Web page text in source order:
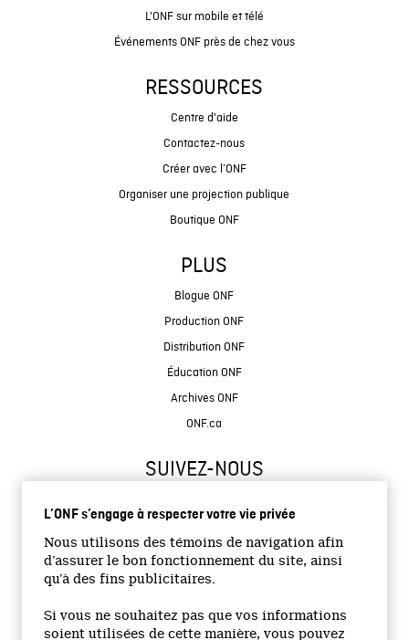
L’ONF s’engage à respecter votre vie privée
Nous utilisons des témoins de navigation afin
d’assurer le bon fonctionnement du site, ainsi
qu’à des fins publicitaires.
Si vous ne souhaitez pas que vos informations
soient utilisées de cette manière, vous pouvez
L'ONF sur mobile et télé
Événements ONF près de chez vous
RESSOURCES
Centre d'aide
Contactez-nous
Créer avec l’ONF
Organiser une projection publique
Boutique ONF
PLUS
Blogue ONF
Production ONF
Distribution ONF
Éducation ONF
Archives ONF
ONF.ca
SUIVEZ-NOUS
Site institutionnel